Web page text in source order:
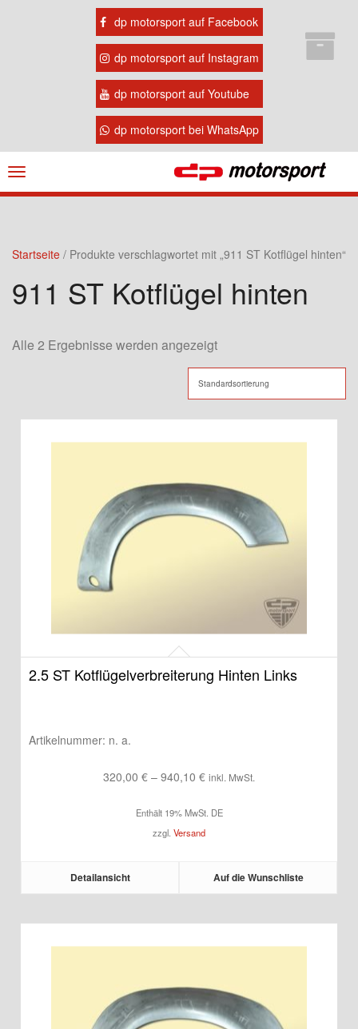
dp motorsport auf Facebook
dp motorsport auf Instagram
dp motorsport auf Youtube
dp motorsport bei WhatsApp
Navigation
ein-/ausblenden
Startseite / Produkte verschlagwortet mit „911 ST Kotflügel hinten“
911 ST Kotflügel hinten
Alle 2 Ergebnisse werden angezeigt
2.5 ST Kotflügelverbreiterung Hinten Links
Artikelnummer: n. a.
320,00 € – 940,10 €Preisspanne:
bis
940,10 €
inkl. MwSt.
Enthält 19% MwSt. DE
zzgl. Versand
Detailansicht Auf die Wunschliste